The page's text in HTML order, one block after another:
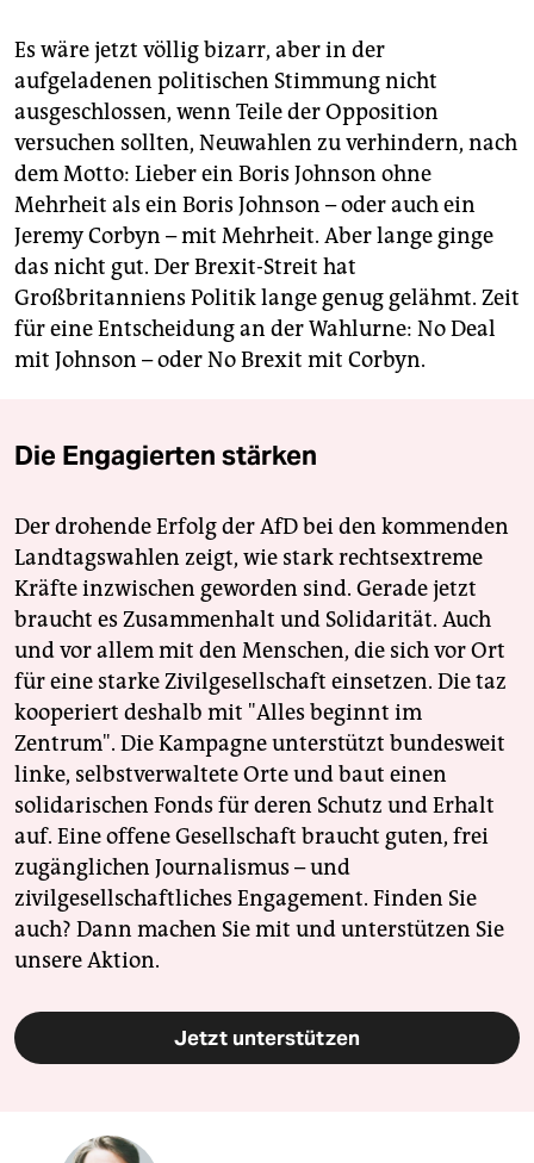
Es wäre jetzt völlig bizarr, aber in der
aufgeladenen politischen Stimmung nicht
ausgeschlossen, wenn Teile der Opposition
versuchen sollten, Neuwahlen zu verhindern, nach
dem Motto: Lieber ein Boris Johnson ohne
Mehrheit als ein Boris Johnson – oder auch ein
Jeremy Corbyn – mit Mehrheit. Aber lange ginge
das nicht gut. Der Brexit-Streit hat
Großbritanniens Politik lange genug gelähmt. Zeit
für eine Entscheidung an der Wahlurne: No Deal
mit Johnson – oder No Brexit mit Corbyn.
Die Engagierten stärken
Der drohende Erfolg der AfD bei den kommenden
Landtagswahlen zeigt, wie stark rechtsextreme
Kräfte inzwischen geworden sind. Gerade jetzt
braucht es Zusammenhalt und Solidarität. Auch
und vor allem mit den Menschen, die sich vor Ort
für eine starke Zivilgesellschaft einsetzen. Die taz
kooperiert deshalb mit "Alles beginnt im
Zentrum". Die Kampagne unterstützt bundesweit
linke, selbstverwaltete Orte und baut einen
solidarischen Fonds für deren Schutz und Erhalt
auf. Eine offene Gesellschaft braucht guten, frei
zugänglichen Journalismus – und
zivilgesellschaftliches Engagement. Finden Sie
auch? Dann machen Sie mit und unterstützen Sie
unsere Aktion.
Jetzt unterstützen